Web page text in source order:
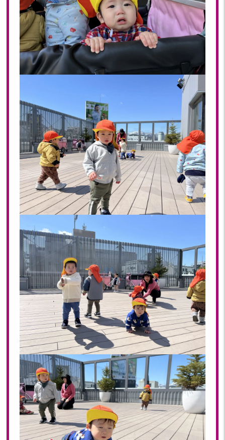
2020年 12月(19)
2020年 11月(19)
2020年 10月(22)
2020年 09月(20)
2020年 08月(20)
2020年 06月(22)
2020年 05月(18)
2020年 04月(21)
2020年 03月(19)
2020年 02月(16)
2020年 01月(19)
2019
2019年 12月(20)
2019年 11月(20)
2019年 10月(21)
2019年 09月(17)
2019年 08月(20)
2019年 07月(22)
2019年 06月(20)
2019年 05月(19)
2019年 04月(5)
2019年 03月(11)
2019年 02月(12)
2019年 01月(15)
2018
2018年 12月(12)
2018年 11月(18)
2018年 10月(17)
2018年 09月(15)